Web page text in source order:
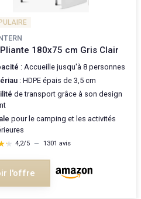
180x75 cm Gris Clair
: Accueille jusqu'à 8 personnes
: HDPE épais de 3,5 cm
de transport grâce à son design
pour le camping et les activités
4,2/5 — 1301 avis
l'offre